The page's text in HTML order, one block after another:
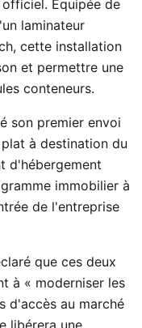
Équipée de
laminateur
cette installation
et permettre une
conteneurs.
son premier envoi
à destination du
d'hébergement
immobilier à
de l'entreprise
que ces deux
à « moderniser les
d'accès au marché
libérera une